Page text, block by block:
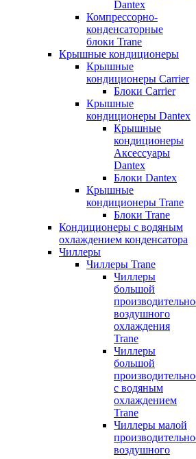
Dantex
Компрессорно-
конденсаторные
блоки Trane
Крышные кондиционеры
Крышные
кондиционеры Carrier
Блоки Carrier
Крышные
кондиционеры Dantex
Крышные
кондиционеры
Аксессуары
Dantex
Блоки Dantex
Крышные
кондиционеры Trane
Блоки Trane
Кондиционеры с водяным
охлаждением конденсатора
Чиллеры
Чиллеры Trane
Чиллеры
большой
воздушного
охлаждения
Trane
Чиллеры
большой
с водяным
охлаждением
Trane
Чиллеры малой
воздушного